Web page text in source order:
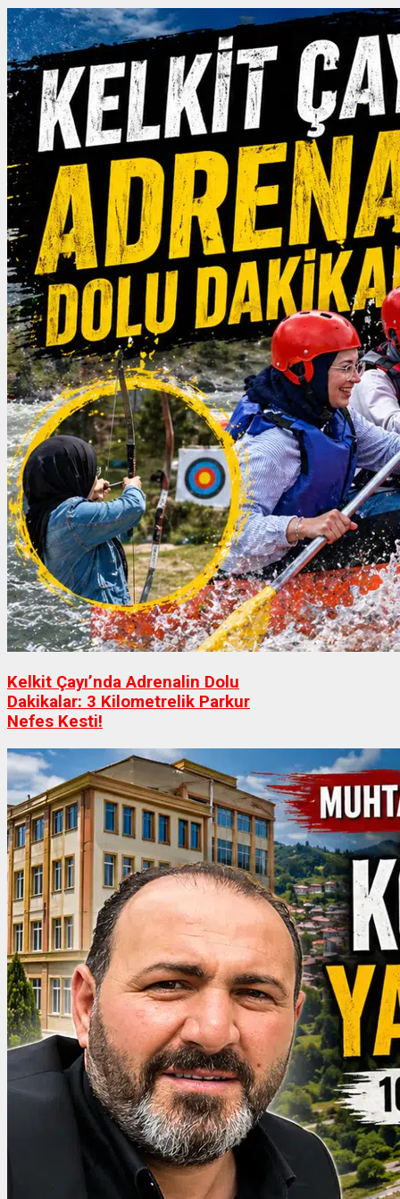
Kelkit Çayı’nda Adrenalin Dolu
Dakikalar: 3 Kilometrelik Parkur
Nefes Kesti!